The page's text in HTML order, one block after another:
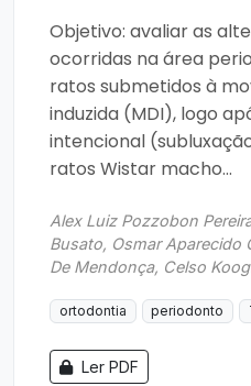
Objetivo: avaliar as
ocorridas na área
ratos submetidos à
induzida (MDI), logo
intencional
ratos Wistar macho...
Alex Luiz Pozzobon
Busato, Osmar Aparecido
De Mendonça, Celso
ortodontia periodonto
Ler PDF